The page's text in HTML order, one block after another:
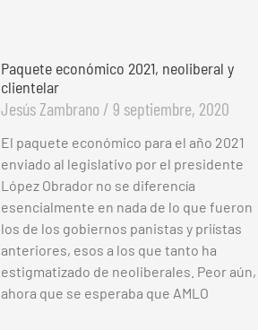
Paquete económico 2021, neoliberal y
clientelar
Jesús Zambrano 9 septiembre, 2020
El paquete económico para el año 2021
enviado al legislativo por el presidente
López Obrador no se diferencía
esencialmente en nada de lo que fueron
los de los gobiernos panistas y priístas
anteriores, esos a los que tanto ha
estigmatizado de neoliberales. Peor aún,
ahora que se esperaba que AMLO